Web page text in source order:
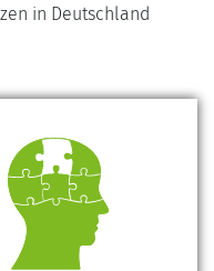
in Deutschland